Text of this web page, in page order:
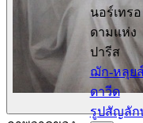
นอร์เทรอ
ดามแห่ง
ปารีส
ฌัก-หลุย
ดาวีด
รูปสัญลั